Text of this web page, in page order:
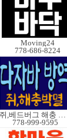
Moving24
778-686-8224
쥐,베드버그 해충 박멸
778-999-9595